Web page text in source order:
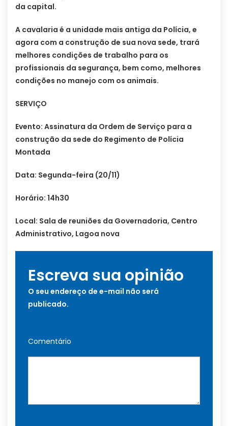
da capital.
A cavalaria é a unidade mais antiga da Polícia, e
agora com a construção de sua nova sede, trará
melhores condições de trabalho para os
profissionais da segurança, bem como, melhores
condições no manejo com os animais.
SERVIÇO
Evento: Assinatura da Ordem de Serviço para a
construção da sede do Regimento de Polícia
Montada
Data: Segunda-feira (20/11)
Horário: 14h30
Local: Sala de reuniões da Governadoria, Centro
Administrativo, Lagoa nova
Escreva sua opinião
O seu endereço de e-mail não será
publicado.
Comentário